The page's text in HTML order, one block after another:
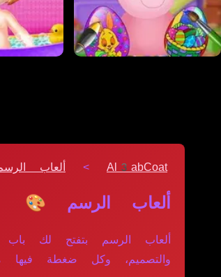
Al3abCoat
> ألعاب
ألعاب الرسم 🎨
ألعاب الرسم بتفتح لك باب
والتصميم، وكل ضغطة فيها